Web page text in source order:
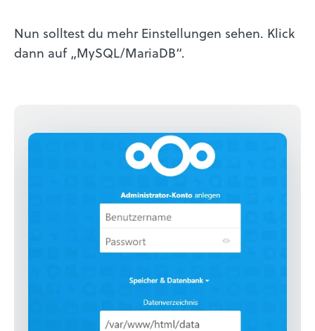
Nun solltest du mehr Einstellungen sehen. Klick
dann auf „MySQL/MariaDB“.